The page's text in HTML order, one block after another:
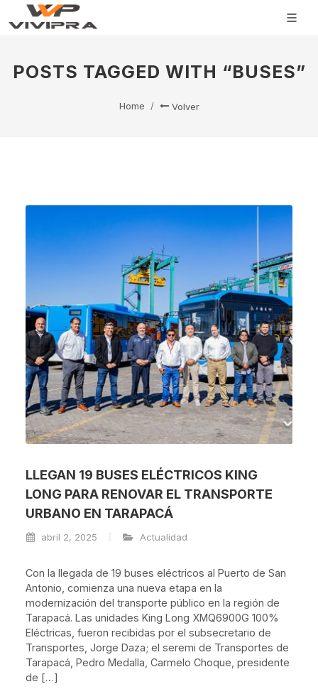
POSTS TAGGED WITH “BUSES”
Home Volver
LLEGAN 19 BUSES ELÉCTRICOS KING
LONG PARA RENOVAR EL TRANSPORTE
URBANO EN TARAPACÁ
abril 2, 2025 Actualidad
Con la llegada de 19 buses eléctricos al Puerto de San
Antonio, comienza una nueva etapa en la
modernización del transporte público en la región de
Tarapacá. Las unidades King Long XMQ6900G 100%
Eléctricas, fueron recibidas por el subsecretario de
Transportes, Jorge Daza; el seremi de Transportes de
Tarapacá, Pedro Medalla, Carmelo Choque, presidente
de […]